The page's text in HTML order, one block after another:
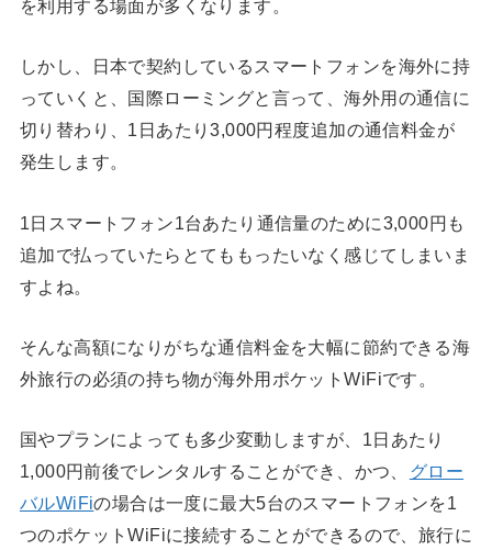
を利用する場面が多くなります。
しかし、日本で契約しているスマートフォンを海外に持
っていくと、国際ローミングと言って、海外用の通信に
切り替わり、1日あたり3,000円程度追加の通信料金が
発生します。
1日スマートフォン1台あたり通信量のために3,000円も
追加で払っていたらとてももったいなく感じてしまいま
すよね。
そんな高額になりがちな通信料金を大幅に節約できる海
外旅行の必須の持ち物が海外用ポケットWiFiです。
国やプランによっても多少変動しますが、1日あたり
1,000円前後でレンタルすることができ、かつ、
グロー
バルWiFiの場合は一度に最大5台のスマートフォンを1
つのポケットWiFiに接続することができるので、旅行に